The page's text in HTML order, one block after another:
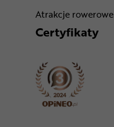
Atrakcje rowerowe
Certyfikaty